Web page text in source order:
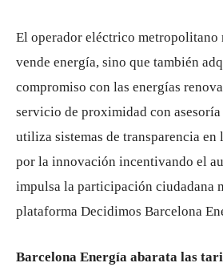
El operador eléctrico metropolitano
vende energía, sino que también
compromiso con las energías
servicio de proximidad con
utiliza sistemas de transparencia en
por la innovación incentivando el
impulsa la participación ciudadana
plataforma Decidimos Barcelona
Barcelona Energía abarata las